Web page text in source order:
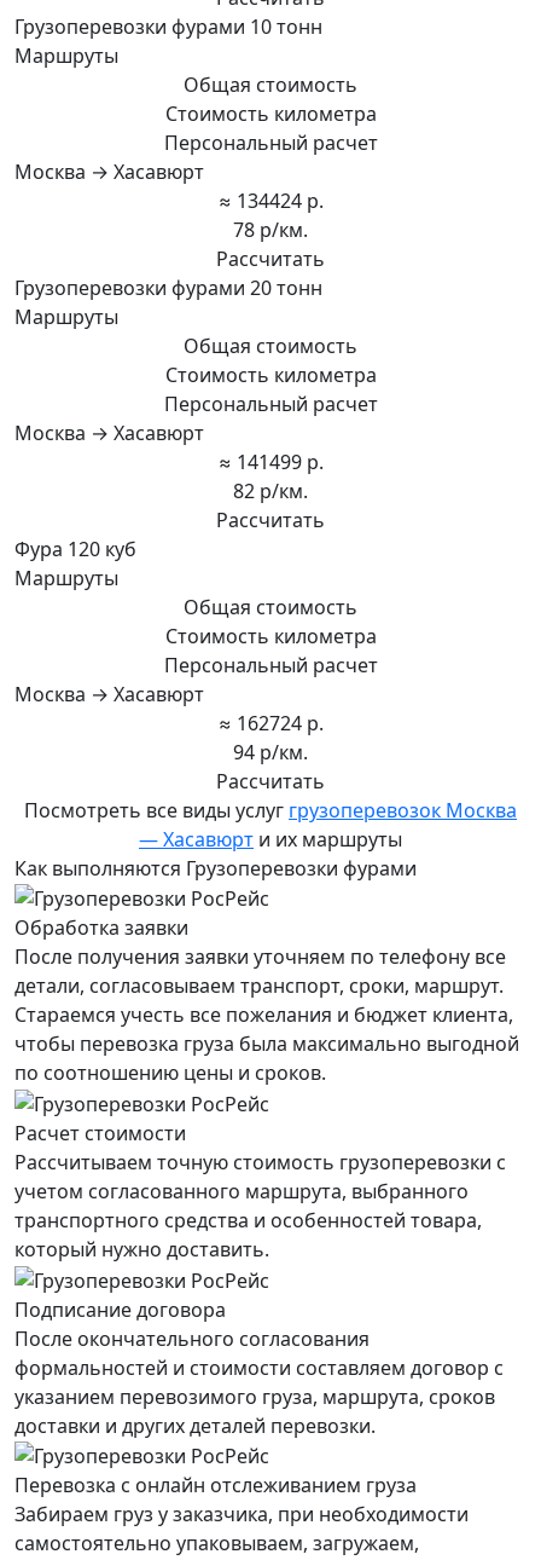
Грузоперевозки фурами 10 тонн
Маршруты
Общая стоимость
Стоимость километра
Персональный расчет
Москва → Хасавюрт
≈ 134424 р.
78 р/км.
Рассчитать
Грузоперевозки фурами 20 тонн
Маршруты
Общая стоимость
Стоимость километра
Персональный расчет
Москва → Хасавюрт
≈ 141499 р.
82 р/км.
Рассчитать
Фура 120 куб
Маршруты
Общая стоимость
Стоимость километра
Персональный расчет
Москва → Хасавюрт
≈ 162724 р.
94 р/км.
Рассчитать
Посмотреть все виды услуг грузоперевозок Москва
— Хасавюрт и их маршруты
Как выполняются Грузоперевозки фурами
Обработка заявки
После получения заявки уточняем по телефону все
детали, согласовываем транспорт, сроки, маршрут.
Стараемся учесть все пожелания и бюджет клиента,
чтобы перевозка груза была максимально выгодной
по соотношению цены и сроков.
Расчет стоимости
Рассчитываем точную стоимость грузоперевозки с
учетом согласованного маршрута, выбранного
транспортного средства и особенностей товара,
который нужно доставить.
Подписание договора
После окончательного согласования
формальностей и стоимости составляем договор с
указанием перевозимого груза, маршрута, сроков
доставки и других деталей перевозки.
Перевозка с онлайн отслеживанием груза
Забираем груз у заказчика, при необходимости
самостоятельно упаковываем, загружаем,